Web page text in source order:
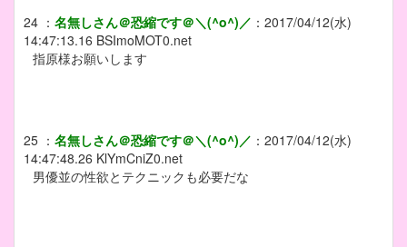
24 ： 名無しさん＠恐縮です＠＼(^o^)／ ： 2017/04/12(水)
14:47:13.16 BSImoMOT0.net
指原様お願いします
25 ： 名無しさん＠恐縮です＠＼(^o^)／ ： 2017/04/12(水)
14:47:48.26 KlYmCniZ0.net
男優並の性欲とテクニックも必要だな